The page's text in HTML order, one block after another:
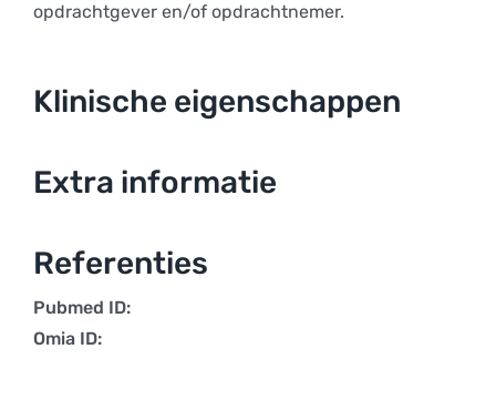
opdrachtgever en/of opdrachtnemer.
Klinische eigenschappen
Extra informatie
Referenties
Pubmed ID:
Omia ID: